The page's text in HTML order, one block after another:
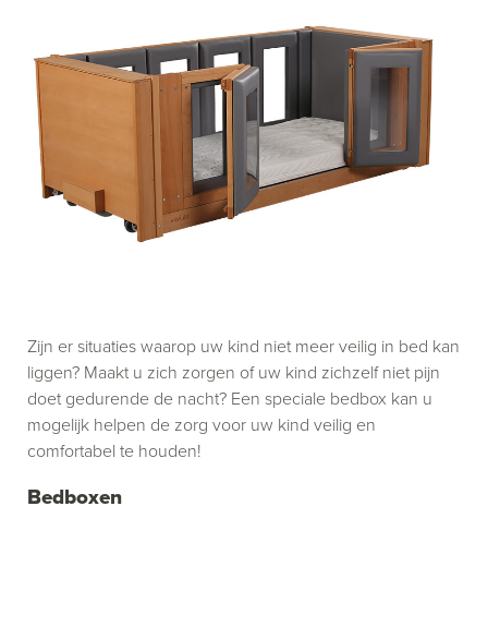
Bedboxen
Zijn er situaties waarop uw kind niet meer veilig in bed kan
liggen? Maakt u zich zorgen of uw kind zichzelf niet pijn
doet gedurende de nacht? Een speciale bedbox kan u
mogelijk helpen de zorg voor uw kind veilig en
comfortabel te houden!